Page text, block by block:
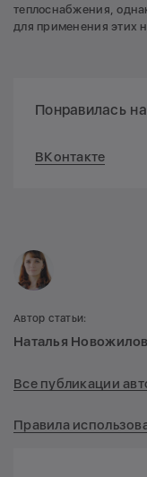
теплоснабжения,
для применения этих
Понравилась
ВКонтакте
Автор статьи:
Наталья
Все публикации
Правила